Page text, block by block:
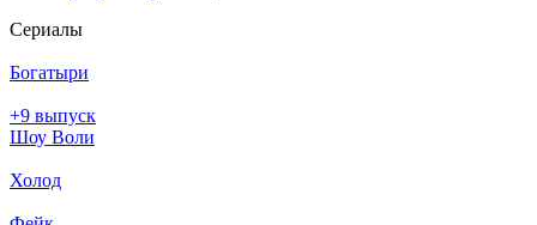
Се­риа­лы
Богатыри
+9 выпуск
Шоу Воли
Холод